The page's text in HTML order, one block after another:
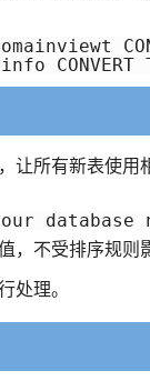
让所有新表使用
，不受排序规则
处理。